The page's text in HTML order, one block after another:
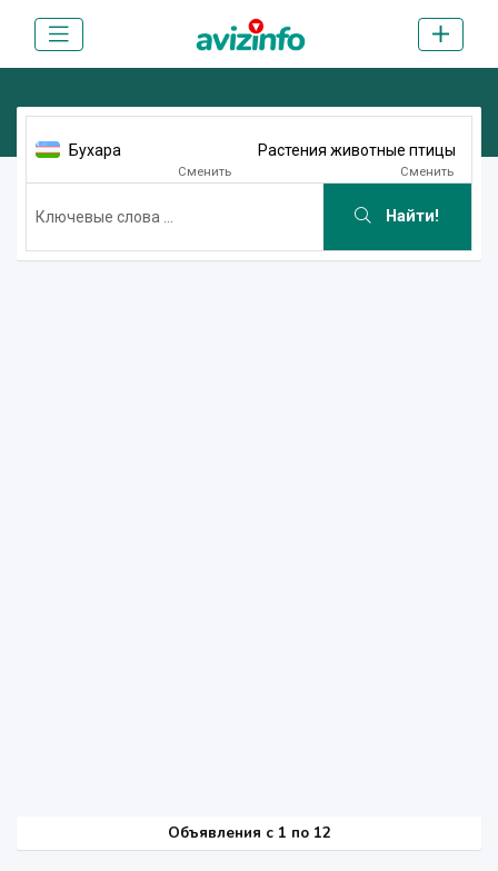
Бухара
Сменить
Растения животные птицы
Сменить
Найти!
Объявления c 1 по 12